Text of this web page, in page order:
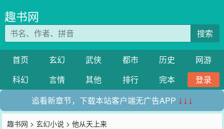
趣书网
搜索
首页 玄幻 武侠 都市 历史
网游
科幻
言情 其他 排行 完本
登录
追看新章节，下载本站客户端无广告APP ↓↓↓
趣书网 >玄幻小说 > 他从天上来